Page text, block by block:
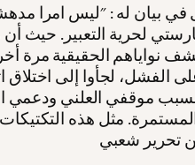
في بيان له : "ليس امرا
لحرية التعبير. حيث
نواياهم الحقيقية مرة
الفشل، لجأوا إلى
موقفي العلني ودعمي
مثل هذه